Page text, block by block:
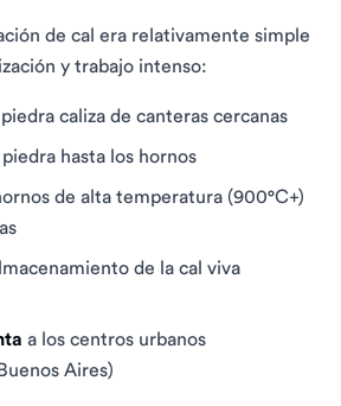
de cal era relativamente simple
y trabajo intenso:
caliza de canteras cercanas
hasta los hornos
de alta temperatura (900°C+)
de la cal viva
a los centros urbanos
Aires)